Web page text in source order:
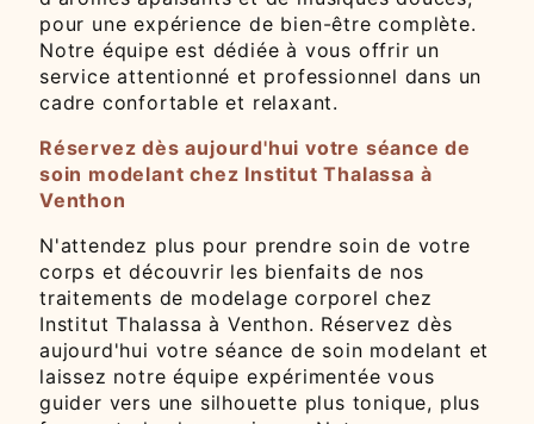
pour une expérience de bien-être complète.
Notre équipe est dédiée à vous offrir un
service attentionné et professionnel dans un
cadre confortable et relaxant.
Réservez dès aujourd'hui votre séance de
soin modelant chez Institut Thalassa à
Venthon
N'attendez plus pour prendre soin de votre
corps et découvrir les bienfaits de nos
traitements de modelage corporel chez
Institut Thalassa à Venthon. Réservez dès
aujourd'hui votre séance de soin modelant et
laissez notre équipe expérimentée vous
guider vers une silhouette plus tonique, plus